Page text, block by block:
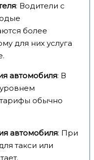
: Водители с
более
для них услуга
автомобиля: В
обычно
автомобиля: При
такси или